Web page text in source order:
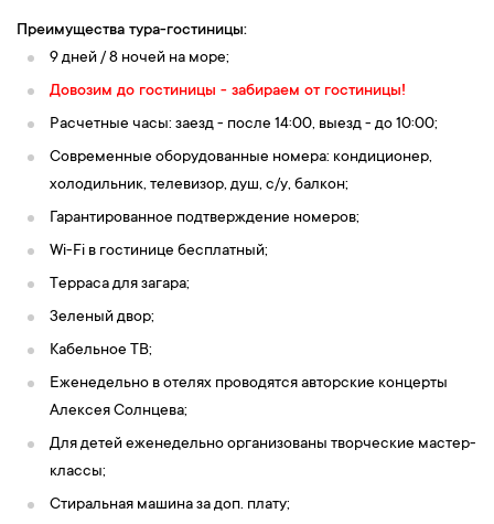
Преимущества тура-гостиницы:
9 дней / 8 ночей на море;
Довозим до гостиницы - забираем от гостиницы!
Расчетные часы: заезд - после 14:00, выезд - до 10:00;
Современные оборудованные номера: кондиционер,
холодильник, телевизор, душ, c/у, балкон;
Гарантированное подтверждение номеров;
Wi-Fi в гостинице бесплатный;
Терраса для загара;
Зеленый двор;
Кабельное ТВ;
Еженедельно в отелях проводятся авторские концерты
Алексея Солнцева;
Для детей еженедельно организованы творческие мастер-
классы;
Стиральная машина за доп. плату;